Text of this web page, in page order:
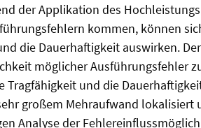
der Applikation des
kommen, können
die Dauerhaftigkeit auswirken.
möglicher Ausführungsfehler
Tragfähigkeit und die
großem Mehraufwand lokalisiert
Analyse der